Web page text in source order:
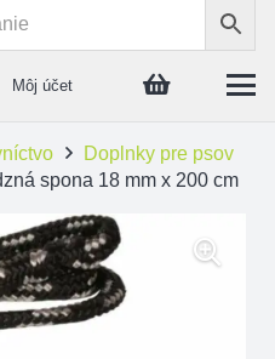
Môj účet
Doplnky pre psov
spona 18 mm x 200 cm